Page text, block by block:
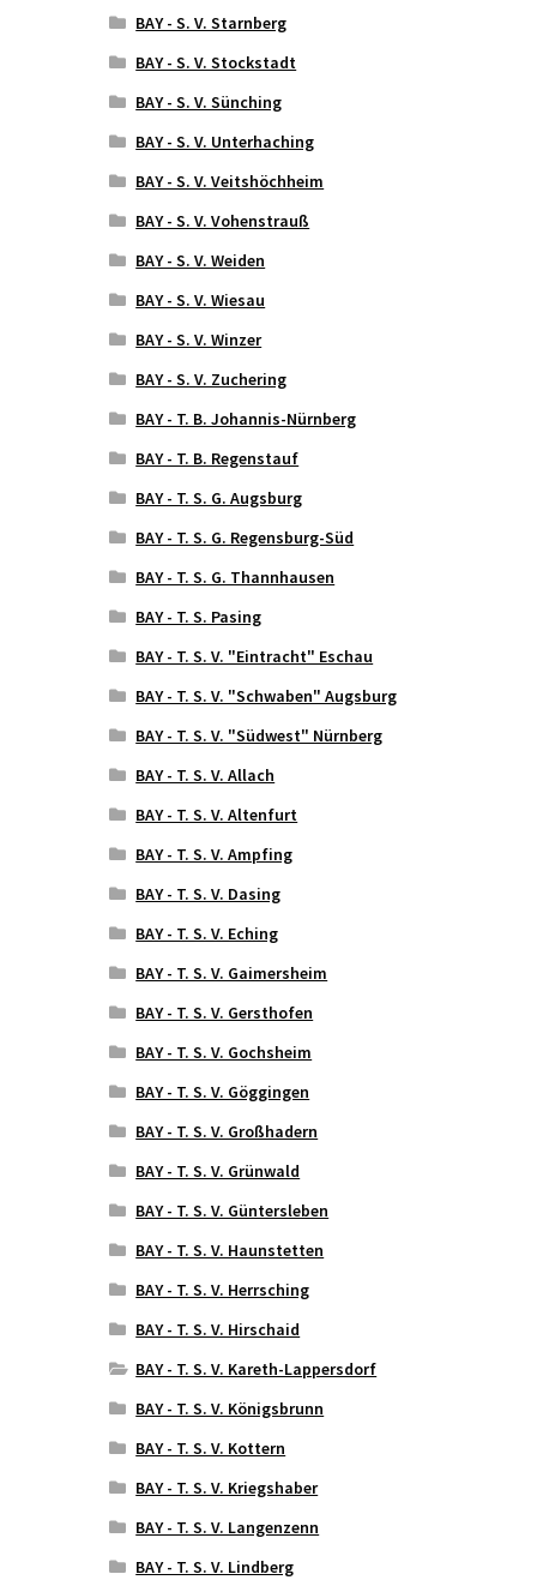
BAY - S. V. Starnberg
BAY - S. V. Stockstadt
BAY - S. V. Sünching
BAY - S. V. Unterhaching
BAY - S. V. Veitshöchheim
BAY - S. V. Vohenstrauß
BAY - S. V. Weiden
BAY - S. V. Wiesau
BAY - S. V. Winzer
BAY - S. V. Zuchering
BAY - T. B. Johannis-Nürnberg
BAY - T. B. Regenstauf
BAY - T. S. G. Augsburg
BAY - T. S. G. Regensburg-Süd
BAY - T. S. G. Thannhausen
BAY - T. S. Pasing
BAY - T. S. V. "Eintracht" Eschau
BAY - T. S. V. "Schwaben" Augsburg
BAY - T. S. V. "Südwest" Nürnberg
BAY - T. S. V. Allach
BAY - T. S. V. Altenfurt
BAY - T. S. V. Ampfing
BAY - T. S. V. Dasing
BAY - T. S. V. Eching
BAY - T. S. V. Gaimersheim
BAY - T. S. V. Gersthofen
BAY - T. S. V. Gochsheim
BAY - T. S. V. Göggingen
BAY - T. S. V. Großhadern
BAY - T. S. V. Grünwald
BAY - T. S. V. Güntersleben
BAY - T. S. V. Haunstetten
BAY - T. S. V. Herrsching
BAY - T. S. V. Hirschaid
BAY - T. S. V. Kareth-Lappersdorf
BAY - T. S. V. Königsbrunn
BAY - T. S. V. Kottern
BAY - T. S. V. Kriegshaber
BAY - T. S. V. Langenzenn
BAY - T. S. V. Lindberg